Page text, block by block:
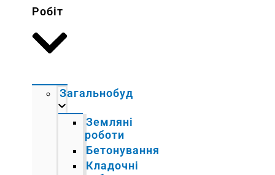
Робіт
Загальнобуд
Земляні
роботи
Бетонування
Кладочні